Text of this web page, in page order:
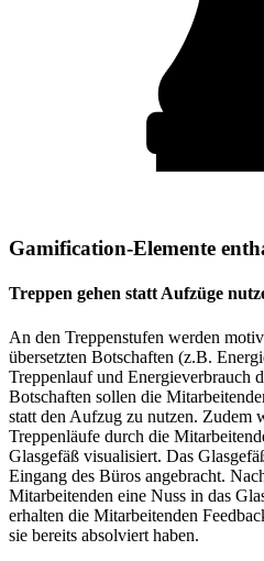
Gamification-Elemente
Treppen gehen statt Aufzüge
An den Treppenstufen werden
übersetzten Botschaften (z.B.
Treppenlauf und Energieverbrauch
Botschaften sollen die
statt den Aufzug zu nutzen. Zudem
Treppenläufe durch die
Glasgefäß visualisiert. Das
Eingang des Büros angebracht.
Mitarbeitenden eine Nuss in das
erhalten die Mitarbeitenden
sie bereits absolviert haben.